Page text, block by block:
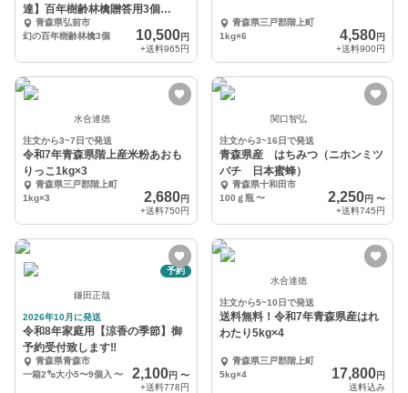
達】百年樹齢林檎贈答用3個
【100セット限定】
青森県弘前市
幻の百年樹齢林檎3個
10,500円
+送料965円
青森県三戸郡階上町
1kg×6
4,580円
+送料900円
水合達徳
注文から3~7日で発送
令和7年青森県階上産米粉あおも
りっこ1kg×3
青森県三戸郡階上町
1kg×3
2,680円
+送料750円
関口智弘
注文から3~16日で発送
青森県産 はちみつ（ニホンミツ
バチ 日本蜜蜂）
青森県十和田市
100ｇ瓶 〜 2,250円 〜
+送料745円
予約
鎌田正哉
2026年10月に発送
令和8年家庭用【涼香の季節】御
予約受付致します‼️
青森県青森市
一箱2㌔大小5〜9個入 〜 2,100円 〜
+送料778円
水合達徳
注文から5~10日で発送
送料無料！令和7年青森県産はれ
わたり5kg×4
青森県三戸郡階上町
5kg×4
17,800円
送料込み